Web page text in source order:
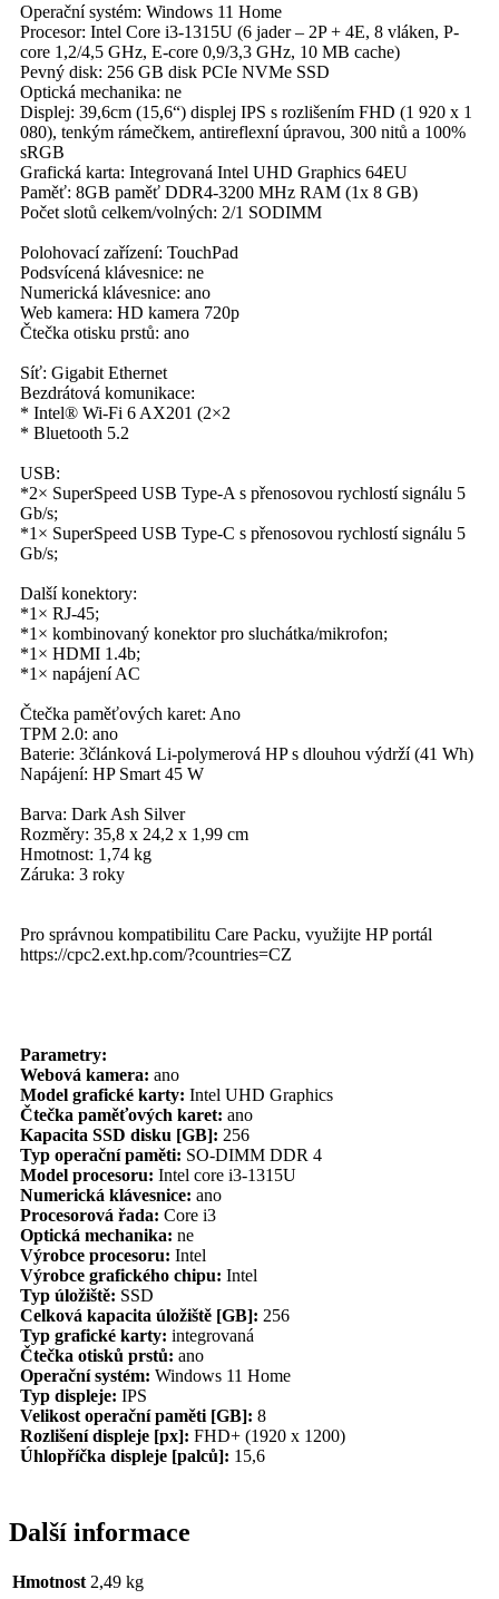
Operační systém: Windows 11 Home
Procesor: Intel Core i3-1315U (6 jader – 2P + 4E, 8 vláken, P-
core 1,2/4,5 GHz, E-core 0,9/3,3 GHz, 10 MB cache)
Pevný disk: 256 GB disk PCIe NVMe SSD
Optická mechanika: ne
Displej: 39,6cm (15,6“) displej IPS s rozlišením FHD (1 920 x 1
080), tenkým rámečkem, antireflexní úpravou, 300 nitů a 100%
sRGB
Grafická karta: Integrovaná Intel UHD Graphics 64EU
Paměť: 8GB paměť DDR4-3200 MHz RAM (1x 8 GB)
Počet slotů celkem/volných: 2/1 SODIMM
Polohovací zařízení: TouchPad
Podsvícená klávesnice: ne
Numerická klávesnice: ano
Web kamera: HD kamera 720p
Čtečka otisku prstů: ano
Síť: Gigabit Ethernet
Bezdrátová komunikace:
* Intel® Wi-Fi 6 AX201 (2×2
* Bluetooth 5.2
USB:
*2× SuperSpeed USB Type-A s přenosovou rychlostí signálu 5
Gb/s;
*1× SuperSpeed USB Type-C s přenosovou rychlostí signálu 5
Gb/s;
Další konektory:
*1× RJ-45;
*1× kombinovaný konektor pro sluchátka/mikrofon;
*1× HDMI 1.4b;
*1× napájení AC
Čtečka paměťových karet: Ano
TPM 2.0: ano
Baterie: 3článková Li-polymerová HP s dlouhou výdrží (41 Wh)
Napájení: HP Smart 45 W
Barva: Dark Ash Silver
Rozměry: 35,8 x 24,2 x 1,99 cm
Hmotnost: 1,74 kg
Záruka: 3 roky
Pro správnou kompatibilitu Care Packu, využijte HP portál
https://cpc2.ext.hp.com/?countries=CZ
Parametry:
Webová kamera: ano
Model grafické karty: Intel UHD Graphics
Čtečka paměťových karet: ano
Kapacita SSD disku [GB]: 256
Typ operační paměti: SO-DIMM DDR 4
Model procesoru: Intel core i3-1315U
Numerická klávesnice: ano
Procesorová řada: Core i3
Optická mechanika: ne
Výrobce procesoru: Intel
Výrobce grafického chipu: Intel
Typ úložiště: SSD
Celková kapacita úložiště [GB]: 256
Typ grafické karty: integrovaná
Čtečka otisků prstů: ano
Operační systém: Windows 11 Home
Typ displeje: IPS
Velikost operační paměti [GB]: 8
Rozlišení displeje [px]: FHD+ (1920 x 1200)
Úhlopříčka displeje [palců]: 15,6
Další informace
Hmotnost 2,49 kg